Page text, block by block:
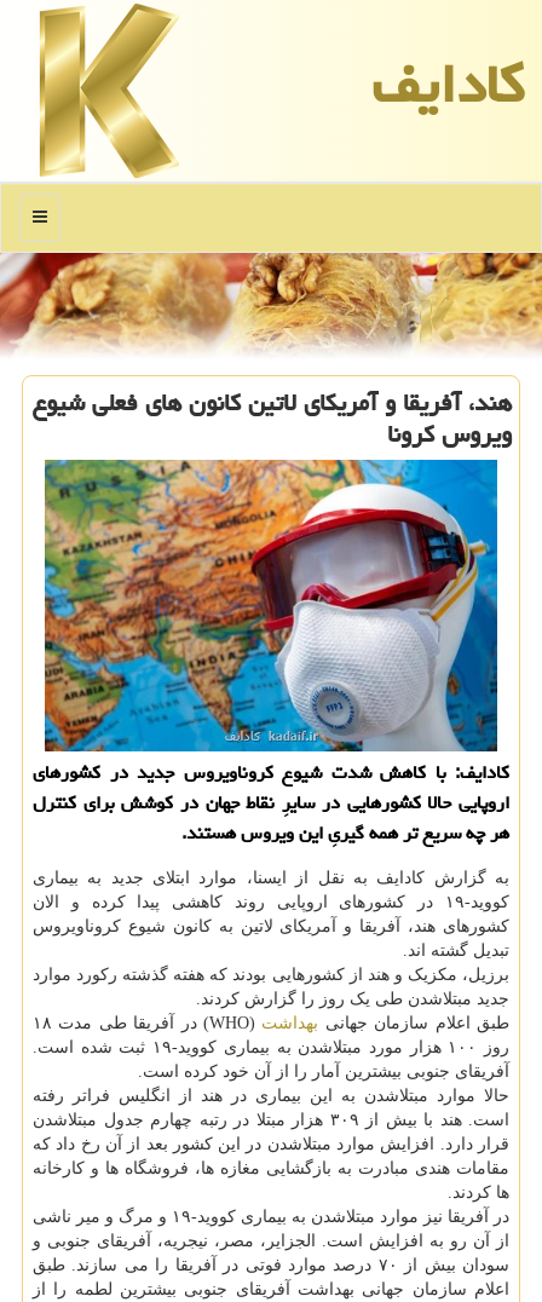
كادایف
منو
هند، آفریقا و آمریكای لاتین كانون های فعلی شیوع
ویروس كرونا
كادایف: با كاهش شدت شیوع كروناویروس جدید در كشورهای
اروپایی حالا كشورهایی در سایرِ نقاط جهان در كوشش برای كنترل
هر چه سریع تر همه گیریِ این ویروس هستند.
به گزارش کادایف به نقل از ایسنا، موارد ابتلای جدید به بیماری
کووید-۱۹ در کشورهای اروپایی روند کاهشی پیدا کرده و الان
کشورهای هند، آفریقا و آمریکای لاتین به کانون شیوع کروناویروس
تبدیل گشته اند.
برزیل، مکزیک و هند از کشورهایی بودند که هفته گذشته رکورد موارد
جدید مبتلاشدن طی یک روز را گزارش کردند.
طبق اعلام سازمان جهانی بهداشت
(WHO) در آفریقا طی مدت ۱۸
روز ۱۰۰ هزار مورد مبتلاشدن به بیماری کووید-۱۹ ثبت شده است.
آفریقای جنوبی بیشترین آمار را از آن خود کرده است.
حالا موارد مبتلاشدن به این بیماری در هند از انگلیس فراتر رفته
است. هند با بیش از ۳۰۹ هزار مبتلا در رتبه چهارم جدول مبتلاشدن
قرار دارد. افزایش موارد مبتلاشدن در این کشور بعد از آن رخ داد که
مقامات هندی مبادرت به بازگشایی مغازه ها، فروشگاه ها و کارخانه
ها کردند.
در آفریقا نیز موارد مبتلاشدن به بیماری کووید-۱۹ و مرگ و میر ناشی
از آن رو به افزایش است. الجزایر، مصر، نیجریه، آفریقای جنوبی و
سودان بیش از ۷۰ درصد موارد فوتی در آفریقا را می سازند. طبق
اعلام سازمان جهانی بهداشت آفریقای جنوبی بیشترین لطمه را از